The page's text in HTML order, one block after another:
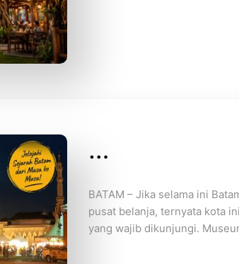
…
BATAM – Jika selama ini
pusat belanja, ternyata kota
yang wajib dikunjungi.